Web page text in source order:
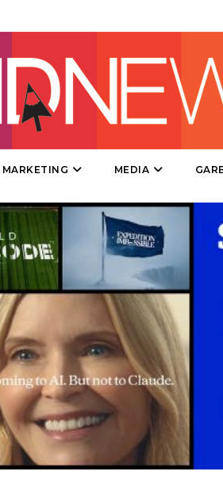
RICERCHE
PREVISIONI/SCENARI
NORMATIVE
TREND
CASE HISTORY
OPINIONI
MARKETING MEDIA